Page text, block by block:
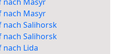
nach Masyr
Salihorsk
Salihorsk
Lida